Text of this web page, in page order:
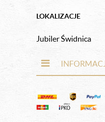
LOKALIZACJE
Jubiler Świdnica